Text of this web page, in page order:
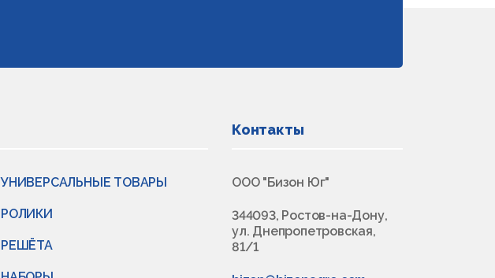
УНИВЕРСАЛЬНЫЕ ТОВАРЫ
РОЛИКИ
РЕШЁТА
Контакты
ООО "Бизон Юг"
344093, Ростов-на-Дону,
ул. Днепропетровская,
81/1